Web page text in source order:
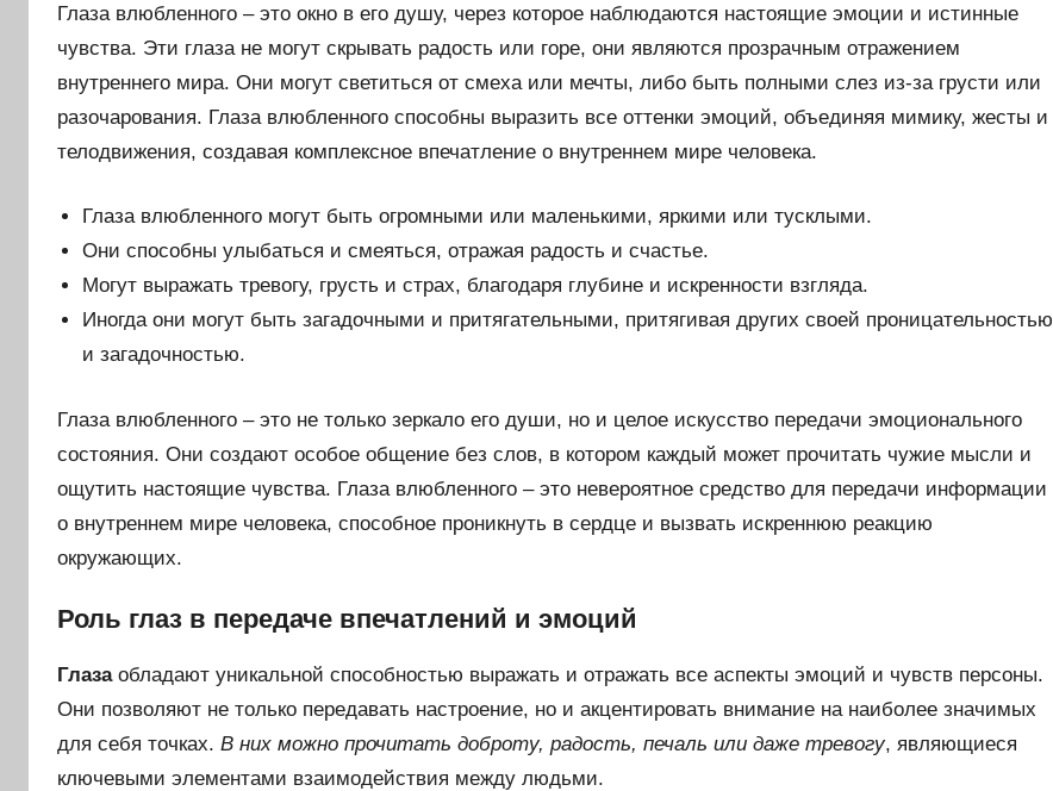
Глаза влюбленного – это окно в его душу, через которое наблюдаются настоящие эмоции и истинные
чувства. Эти глаза не могут скрывать радость или горе, они являются прозрачным отражением
внутреннего мира. Они могут светиться от смеха или мечты, либо быть полными слез из-за грусти или
разочарования. Глаза влюбленного способны выразить все оттенки эмоций, объединяя мимику, жесты и
телодвижения, создавая комплексное впечатление о внутреннем мире человека.
Глаза влюбленного могут быть огромными или маленькими, яркими или тусклыми.
Они способны улыбаться и смеяться, отражая радость и счастье.
Могут выражать тревогу, грусть и страх, благодаря глубине и искренности взгляда.
Иногда они могут быть загадочными и притягательными, притягивая других своей проницательностью
и загадочностью.
Глаза влюбленного – это не только зеркало его души, но и целое искусство передачи эмоционального
состояния. Они создают особое общение без слов, в котором каждый может прочитать чужие мысли и
ощутить настоящие чувства. Глаза влюбленного – это невероятное средство для передачи информации
о внутреннем мире человека, способное проникнуть в сердце и вызвать искреннюю реакцию
окружающих.
Роль глаз в передаче впечатлений и эмоций
Глазаобладают уникальной способностью выражать и отражать все аспекты эмоций и чувств персоны.
Они позволяют не только передавать настроение, но и акцентировать внимание на наиболее значимых
для себя точках. В них можно прочитать доброту, радость, печаль или даже тревогу, являющиеся
ключевыми элементами взаимодействия между людьми.